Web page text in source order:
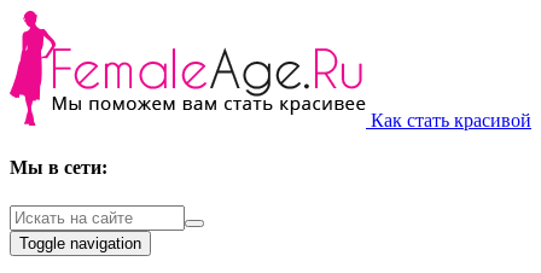
Как стать красивой
Мы в сети:
Toggle navigation